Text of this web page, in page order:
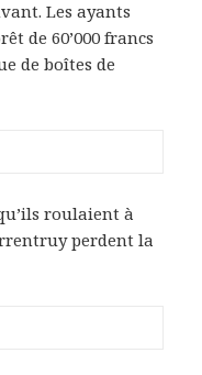
Les ayants
de 60’000 francs
de boîtes de
roulaient à
perdent la